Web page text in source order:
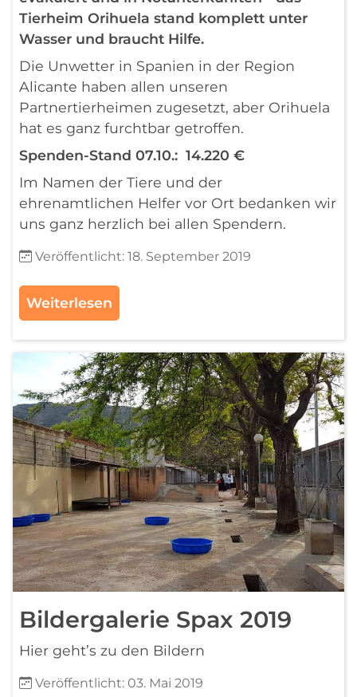
Tierheim Orihuela stand komplett unter
Wasser und braucht Hilfe.
Die Unwetter in Spanien in der Region
Alicante haben allen unseren
Partnertierheimen zugesetzt, aber Orihuela
hat es ganz furchtbar getroffen.
Spenden-Stand 07.10.: 14.220 €
Im Namen der Tiere und der
ehrenamtlichen Helfer vor Ort bedanken wir
uns ganz herzlich bei allen Spendern.
Details
Veröffentlicht: 18. September 2019
Weiterlesen
Bildergalerie Spax 2019
Hier geht’s zu den Bildern
Details
Veröffentlicht: 03. Mai 2019